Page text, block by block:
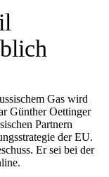
Gas wird
Günther Oettinger
Partnern
der EU.
Er sei bei der